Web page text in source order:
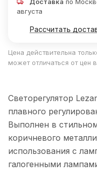
Доставка по
августа
Рассчитать
Цена действительна
может отличаться от цен
Светорегулятор
плавного
Выполнен в
коричневого
использования с
галогенными